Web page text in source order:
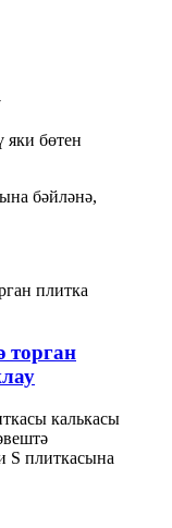
яки бөтен
бәйләнә,
торган
калькасы
S плиткасына